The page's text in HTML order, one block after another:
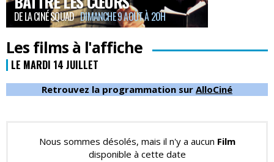
DE LA CINÉ SQUAD DIMANCHE 9 AOÛT À 20H
Les films à l'affiche
LE MARDI 14 JUILLET
Retrouvez la programmation sur AlloCiné
Nous sommes désolés, mais il n'y a aucun Film
disponible à cette date